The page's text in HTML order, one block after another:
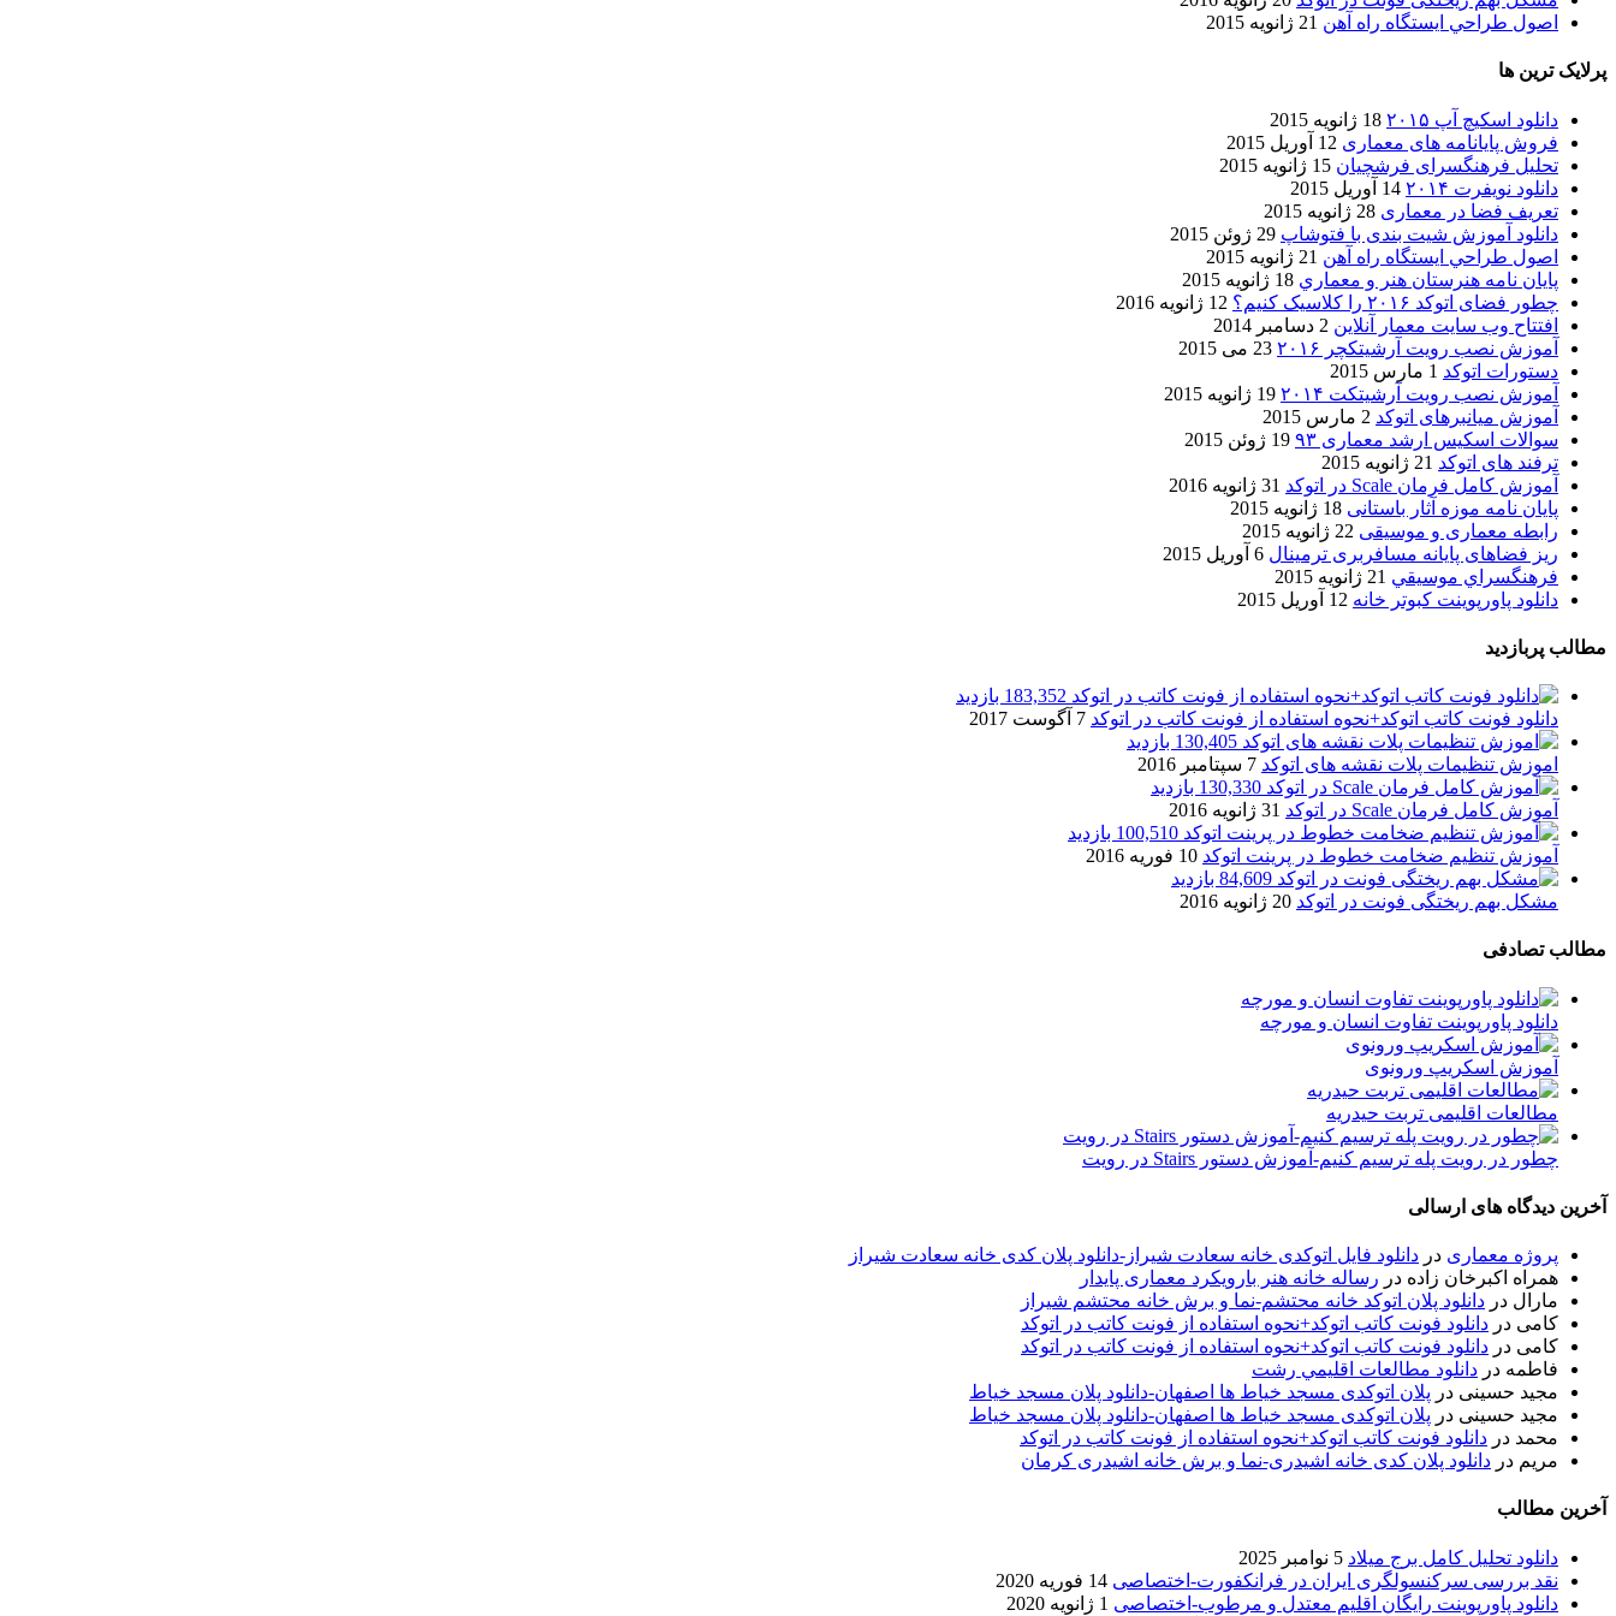
اصول طراحي ایستگاه راه آهن 21 ژانویه 2015
پرلایک ترین ها
دانلود اسکیچ آپ ۲۰۱۵
18 ژانویه 2015
فروش پایانامه های معماری 12 آوریل 2015
تحلیل فرهنگسرای فرشچیان 15 ژانویه 2015
دانلود نویفرت ۲۰۱۴
14 آوریل 2015
تعریف فضا در معماری 28 ژانویه 2015
دانلود آموزش شیت بندی با فتوشاپ 29 ژوئن 2015
اصول طراحي ایستگاه راه آهن 21 ژانویه 2015
پایان نامه هنرستان هنر و معماري 18 ژانویه 2015
چطور فضای اتوکد ۲۰۱۶ را کلاسیک کنیم؟
12 ژانویه 2016
افتتاح وب سایت معمار آنلاین 2 دسامبر 2014
آموزش نصب رویت آرشیتکچر ۲۰۱۶
23 می 2015
دستورات اتوکد 1 مارس 2015
آموزش نصب رویت آرشیتکت ۲۰۱۴
19 ژانویه 2015
آموزش میانبرهای اتوکد 2 مارس 2015
سوالات اسکیس ارشد معماری ۹۳
19 ژوئن 2015
ترفند های اتوکد 21 ژانویه 2015
آموزش کامل فرمان Scale در اتوکد
31 ژانویه 2016
پایان نامه موزه آثار باستانی 18 ژانویه 2015
رابطه معماری و موسیقی 22 ژانویه 2015
ریز فضاهای پایانه مسافربری ترمینال 6 آوریل 2015
فرهنگسراي موسيقي 21 ژانویه 2015
دانلود پاورپوینت کبوتر خانه 12 آوریل 2015
مطالب پربازدید
183,352 بازدید
دانلود فونت کاتب اتوکد+نحوه استفاده از فونت کاتب در اتوکد 7 آگوست 2017
130,405 بازدید
اموزش تنظیمات پلات نقشه های اتوکد 7 سپتامبر 2016
130,330 بازدید
آموزش کامل فرمان Scale در اتوکد
31 ژانویه 2016
100,510 بازدید
آموزش تنظیم ضخامت خطوط در پرینت اتوکد 10 فوریه 2016
84,609 بازدید
مشکل بهم ریختگی فونت در اتوکد 20 ژانویه 2016
مطالب تصادفی
دانلود پاورپوینت تفاوت انسان و مورچه
آموزش اسکریپ ورونوی
مطالعات اقلیمی تربت حيدريه
چطور در رویت پله ترسیم کنیم-آموزش دستور Stairs در رویت
آخرین دیدگاه های ارسالی
پروژه معماری در دانلود فایل اتوکدی خانه سعادت شیراز-دانلود پلان کدی خانه سعادت شیراز
همراه اکبرخان زاده در رساله خانه هنر بارویکرد معماری پایدار
مارال در دانلود پلان اتوکد خانه محتشم-نما و برش خانه محتشم شیراز
کامی در دانلود فونت کاتب اتوکد+نحوه استفاده از فونت کاتب در اتوکد
کامی در دانلود فونت کاتب اتوکد+نحوه استفاده از فونت کاتب در اتوکد
فاطمه در دانلود مطالعات اقليمي رشت
مجید حسینی در پلان اتوکدی مسجد خیاط ها اصفهان-دانلود پلان مسجد خیاط
مجید حسینی در پلان اتوکدی مسجد خیاط ها اصفهان-دانلود پلان مسجد خیاط
محمد در دانلود فونت کاتب اتوکد+نحوه استفاده از فونت کاتب در اتوکد
مریم در دانلود پلان کدی خانه اشیدری-نما و برش خانه اشیدری کرمان
آخرین مطالب
دانلود تحلیل کامل برج میلاد 5 نوامبر 2025
نقد بررسی سرکنسولگری ایران در فرانکفورت-اختصاصی 14 فوریه 2020
دانلود پاورپوینت رایگان اقلیم معتدل و مرطوب-اختصاصی 1 ژانویه 2020